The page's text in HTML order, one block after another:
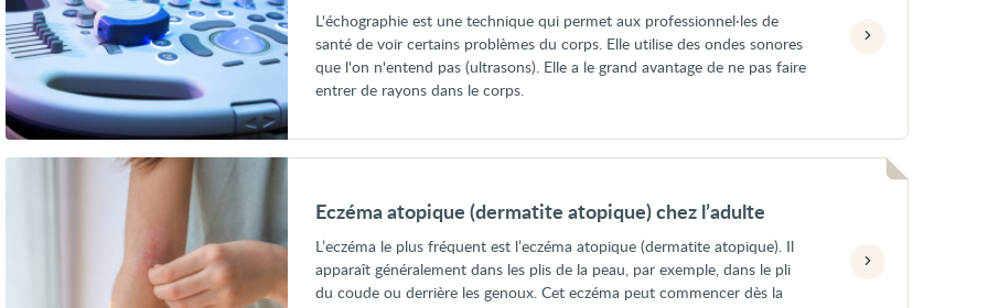
L'échographie est une technique qui permet aux professionnel·les de
santé de voir certains problèmes du corps. Elle utilise des ondes sonores
que l'on n'entend pas (ultrasons). Elle a le grand avantage de ne pas faire
entrer de rayons dans le corps.
Voir
Eczéma atopique (dermatite atopique) chez l’adulte
L’eczéma le plus fréquent est l’eczéma atopique (dermatite atopique). Il
apparaît généralement dans les plis de la peau, par exemple, dans le pli
du coude ou derrière les genoux. Cet eczéma peut commencer dès la